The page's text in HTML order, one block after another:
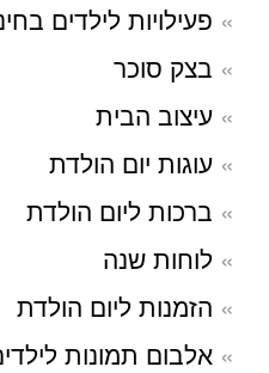
פעילויות לילדים
בצק סוכר
עיצוב הבית
עוגות יום הולדת
ברכות ליום הולדת
לוחות שנה
הזמנות ליום הולדת
אלבום תמונות